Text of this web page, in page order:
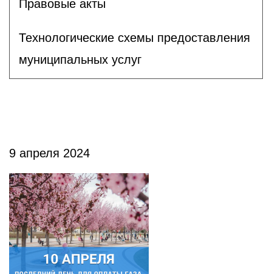
Правовые акты
Технологические схемы предоставления
муниципальных услуг
9 апреля 2024